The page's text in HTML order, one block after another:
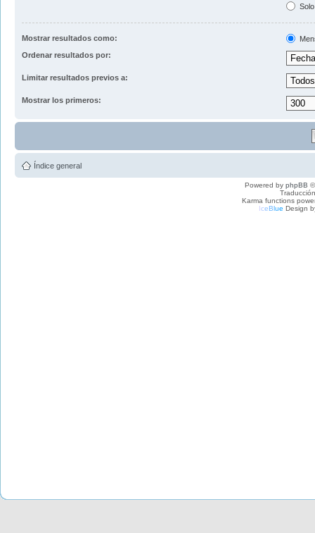
Mostrar resultados como:
Ordenar resultados por:
Limitar resultados previos a:
Mostrar los primeros:
Índice general
Powered by phpBB
Karma functions
IceBlue Design